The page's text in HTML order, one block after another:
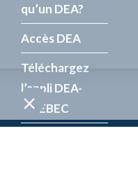
qu’un DEA?
Accès DEA
Téléchargez
l’appli DEA-
QUÉBEC